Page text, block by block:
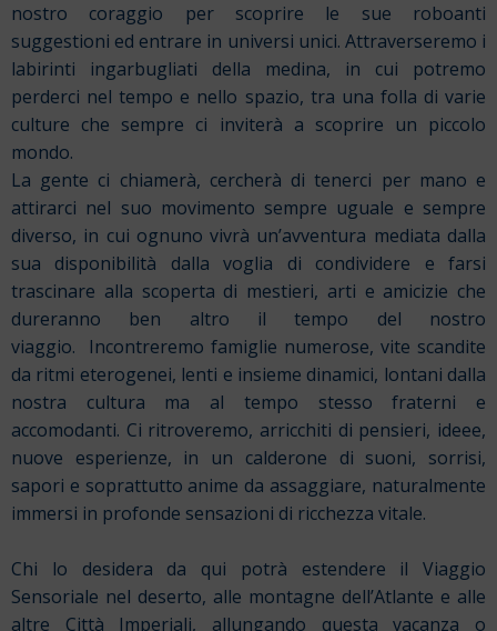
nostro coraggio per scoprire le sue roboanti
suggestioni ed entrare in universi unici. Attraverseremo i
labirinti ingarbugliati della medina, in cui potremo
perderci nel tempo e nello spazio, tra una folla di varie
culture che sempre ci inviterà a scoprire un piccolo
mondo.
La gente ci chiamerà, cercherà di tenerci per mano e
attirarci nel suo movimento sempre uguale e sempre
diverso, in cui ognuno vivrà un’avventura mediata dalla
sua disponibilità dalla voglia di condividere e farsi
trascinare alla scoperta di mestieri, arti e amicizie che
dureranno ben altro il tempo del nostro
viaggio.
Incontreremo famiglie numerose, vite scandite
da ritmi eterogenei, lenti e insieme dinamici, lontani dalla
nostra cultura ma al tempo stesso fraterni e
accomodanti. Ci ritroveremo, arricchiti di pensieri, ideee,
nuove esperienze, in un calderone di suoni, sorrisi,
sapori e soprattutto anime da assaggiare, naturalmente
immersi in profonde sensazioni di ricchezza vitale.
Chi lo desidera da qui potrà estendere il Viaggio
Sensoriale nel deserto, alle montagne dell’Atlante e alle
altre Città Imperiali, allungando questa vacanza o